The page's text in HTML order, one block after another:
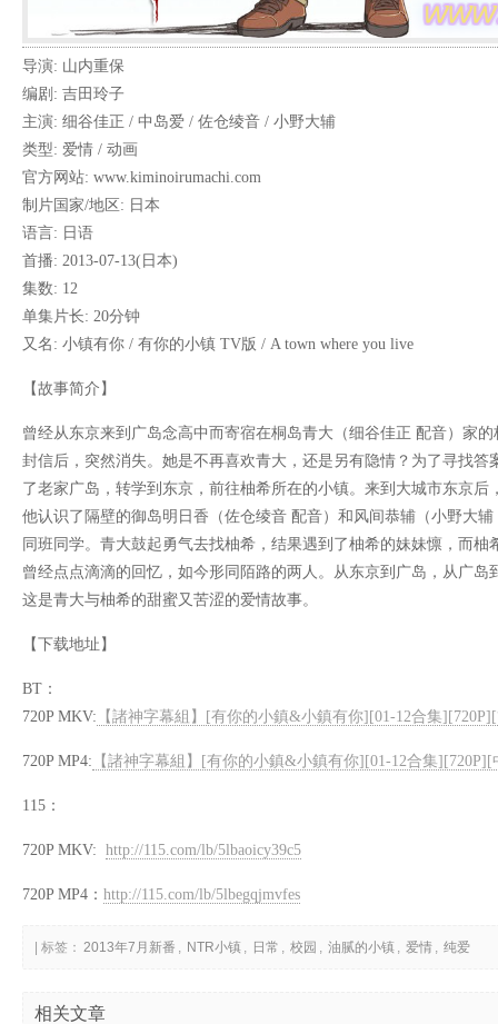
导演: 山内重保
编剧: 吉田玲子
主演: 细谷佳正 / 中岛爱 / 佐仓绫音 / 小野大辅
类型: 爱情 / 动画
官方网站: www.kiminoirumachi.com
制片国家/地区: 日本
语言: 日语
首播: 2013-07-13(日本)
集数: 12
单集片长: 20分钟
又名: 小镇有你 / 有你的小镇 TV版 / A town where you live
【故事简介】
曾经从东京来到广岛念高中而寄宿在桐岛青大（细谷佳正 配音）家
封信后，突然消失。她是不再喜欢青大，还是另有隐情？为了寻找答
了老家广岛，转学到东京，前往柚希所在的小镇。来到大城市东京后
他认识了隔壁的御岛明日香（佐仓绫音 配音）和风间恭辅（小野大
同班同学。青大鼓起勇气去找柚希，结果遇到了柚希的妹妹懔，而柚
曾经点点滴滴的回忆，如今形同陌路的两人。从东京到广岛，从广岛
这是青大与柚希的甜蜜又苦涩的爱情故事。
【下载地址】
BT：
720P MKV: 【諸神字幕組】[有你的小鎮&小鎮有你][01-12合集
720P MP4: 【諸神字幕組】[有你的小鎮&小鎮有你][01-12合集
115：
720P MKV: http://115.com/lb/5lbaoicy39c5
720P MP4： http://115.com/lb/5lbegqjmvfes
| 标签： 2013年7月新番 NTR小镇 日常 校园 油腻的小镇 爱情 纯爱
相关文章